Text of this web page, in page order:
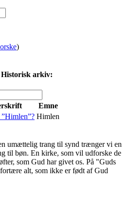
)
Historisk arkiv:
Emne
Himlen
umættelig trang til synd trænger vi en
til bøn. En kirke, som vil udforske de
som Gud har givet os. På "Guds
alt, som ikke er født af Gud